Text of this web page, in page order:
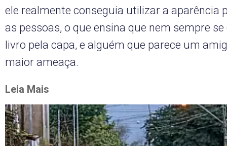
ele realmente conseguia utilizar a aparência
as pessoas, o que ensina que nem sempre
livro pela capa, e alguém que parece um
maior ameaça.
Leia Mais